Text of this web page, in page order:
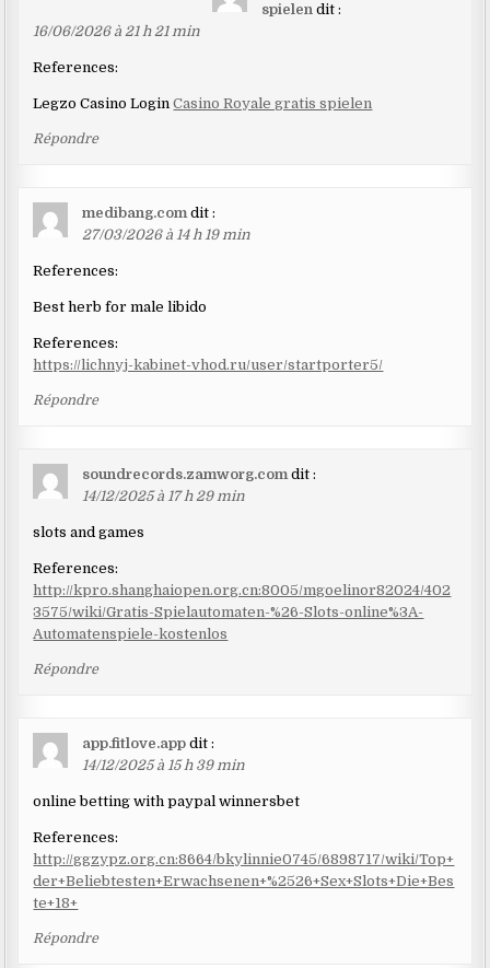
les
commentaires
spielen dit :
16/06/2026 à 21 h 21 min
References:
Legzo Casino LoginCasino Royale gratis spielen
Répondre
medibang.com dit :
27/03/2026 à 14 h 19 min
References:
Best herb for male libido
References:
https://lichnyj-kabinet-vhod.ru/user/startporter5/
Répondre
soundrecords.zamworg.com dit :
14/12/2025 à 17 h 29 min
slots and games
References:
http://kpro.shanghaiopen.org.cn:8005/mgoelinor82024/402
3575/wiki/Gratis-Spielautomaten-%26-Slots-online%3A-
Automatenspiele-kostenlos
Répondre
app.fitlove.app dit :
14/12/2025 à 15 h 39 min
online betting with paypal winnersbet
References:
http://ggzypz.org.cn:8664/bkylinnie0745/6898717/wiki/Top+
der+Beliebtesten+Erwachsenen+%2526+Sex+Slots+Die+Bes
te+18+
Répondre